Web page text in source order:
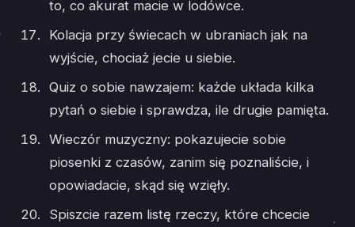
to, co akurat macie w lodówce.
Kolacja przy świecach w ubraniach jak na
wyjście, chociaż jecie u siebie.
Quiz o sobie nawzajem: każde układa kilka
pytań o siebie i sprawdza, ile drugie pamięta.
Wieczór muzyczny: pokazujecie sobie
piosenki z czasów, zanim się poznaliście, i
opowiadacie, skąd się wzięły.
Spiszcie razem listę rzeczy, które chcecie